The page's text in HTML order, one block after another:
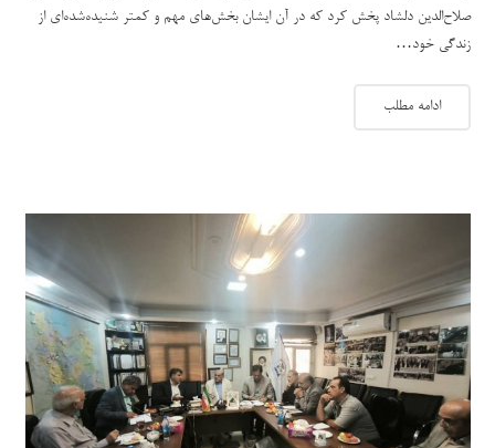
صلاح‌الدین دلشاد پخش کرد که در آن ایشان بخش‌های مهم و کمتر شنیده‌شده‌ای از
زندگی خود…
ادامه مطلب